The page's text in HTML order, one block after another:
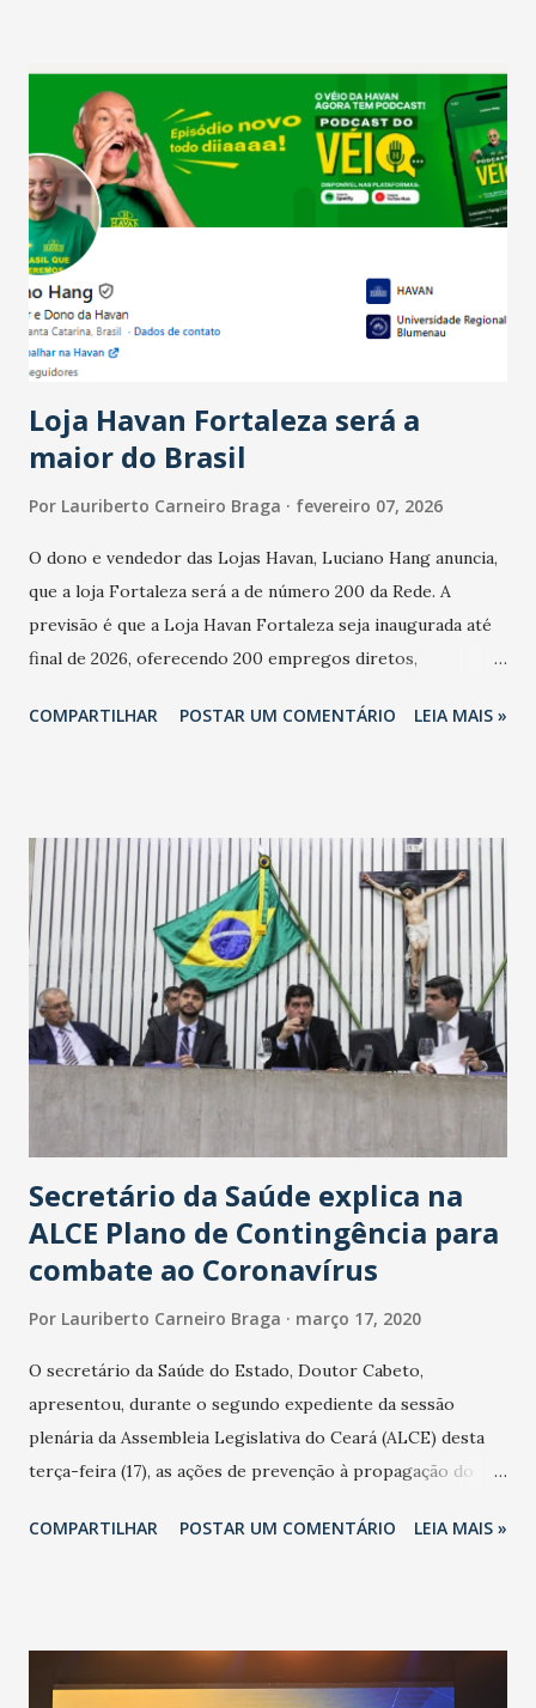
confraternizações de fim de ano e pelo pagamento do 13º
Salário para um número maior de trabalhadores, já que o
país tem a menor taxa de desemprego dos anos recentes.
Ainda segundo a Pesquisa, em novembro de 2025, 40% dos
bares e restaurantes operaram com lucro e outros 40%
registraram equilíbrio financeiro. Já o percentual de
estabelecimentos no prejuízo ficou em 19%, pouco abaixo
do observado no mês anterior. Outros 1% não existiam em
novembro. Em relação a outubro, o faturamento também
Loja Havan Fortaleza será a
maior do Brasil
Por Lauriberto Carneiro Braga fevereiro 07, 2026
O dono e vendedor das Lojas Havan, Luciano Hang anuncia,
que a loja Fortaleza será a de número 200 da Rede. A
previsão é que a Loja Havan Fortaleza seja inaugurada até
final de 2026, oferecendo 200 empregos diretos,
Havan Fortaleza ainda não foi anunciada oficialmente, mas
COMPARTILHAR POSTAR UM COMENTÁRIO LEIA MAIS »
Secretário da Saúde explica na
ALCE Plano de Contingência para
combate ao Coronavírus
Por Lauriberto Carneiro Braga março 17, 2020
O secretário da Saúde do Estado, Doutor Cabeto,
apresentou, durante o segundo expediente da sessão
plenária da Assembleia Legislativa do Ceará (ALCE) desta
terça-feira (17), as ações de prevenção à propagação do
adotadas pelo Governo do Estado na contenção da
população suspeita e de cuidados com os ambientes
COMPARTILHAR POSTAR UM COMENTÁRIO LEIA MAIS »